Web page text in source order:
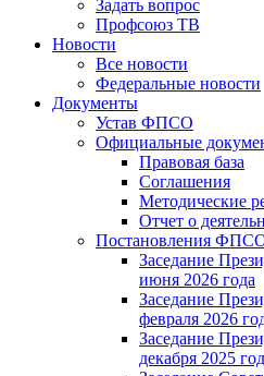
Задать вопрос
Профсоюз ТВ
Новости
Все новости
Федеральные новости
Документы
Устав ФПСО
Официальные
Правовая база
Соглашения
Методические
Отчет о
Постановления
Заседание
июня 2026 года
Заседание
февраля 2026
Заседание
декабря 2025